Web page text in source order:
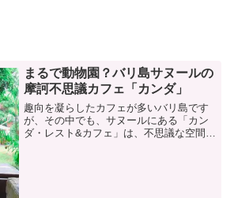
まるで動物園？バリ島サヌールの
摩訶不思議カフェ「カンダ」
趣向を凝らしたカフェが多いバリ島です
が、その中でも、サヌールにある「カン
ダ・レスト&カフェ」は、不思議な空間が